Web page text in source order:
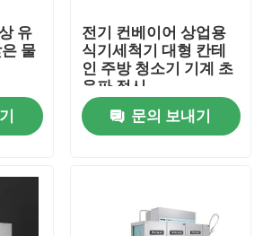
유
물
전기 컨베이어 상업용
식기세척기 대형 칸테
인 주방 청소기 기계 초
음파 접시
문의 보내기